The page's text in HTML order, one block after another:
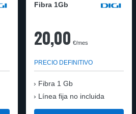
Fibra 1Gb
20,00 €/mes
PRECIO DEFINITIVO
Fibra 1 Gb
Línea fija no incluida